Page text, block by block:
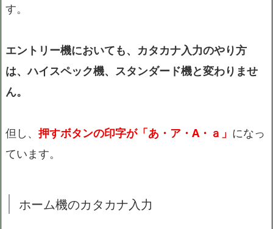
す。
エントリー機においても、カタカナ入力のやり方
は、ハイスペック機、スタンダード機と変わりませ
ん。
但し、 押すボタンの印字が「あ・ア・A・ａ」 になっ
ています。
ホーム機のカタカナ入力